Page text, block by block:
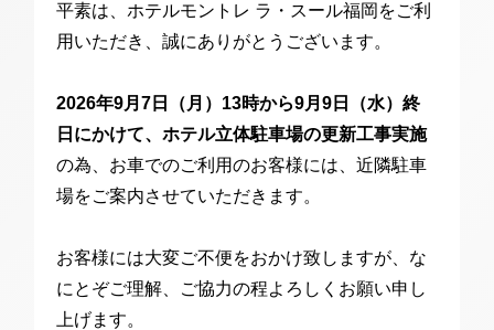
平素は、ホテルモントレ ラ・スール福岡をご利
用いただき、誠にありがとうございます。
2026年9月7日（月）13時から9月9日（水）終
日にかけて、ホテル立体駐車場の更新工事実施
の為、お車でのご利用のお客様には、近隣駐車
場をご案内させていただきます。
お客様には大変ご不便をおかけ致しますが、な
にとぞご理解、ご協力の程よろしくお願い申し
上げます。
トリ
アド
バイ
ザー
ユー
ーブ
イン
グラ
ム
ファ
ブッ
ク
クラブモントレ
求人情報
2人 1室
チェックイン日がお決まりでない方
宿泊予約確認・キャンセル